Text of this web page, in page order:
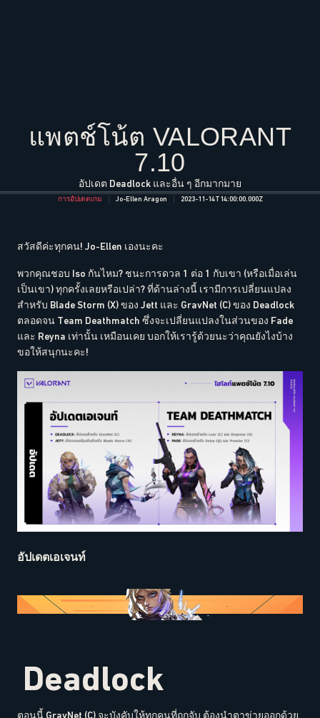
แพตช์โน้ต VALORANT
7.10
อัปเดต Deadlock และอื่น ๆ อีกมากมาย
การอัปเดตเกม Jo-Ellen Aragon 2023-11-14T14:00:00.000Z
สวัสดีค่ะทุกคน! Jo-Ellen เองนะคะ
พวกคุณชอบ Iso กันไหม? ชนะการดวล 1 ต่อ 1 กับเขา (หรือเมื่อเล่น
เป็นเขา) ทุกครั้งเลยหรือเปล่า? ที่ด้านล่างนี้ เรามีการเปลี่ยนแปลง
สำหรับ Blade Storm (X) ของ Jett และ GravNet (C) ของ Deadlock
ตลอดจน Team Deathmatch ซึ่งจะเปลี่ยนแปลงในส่วนของ Fade
และ Reyna เท่านั้น เหมือนเคย บอกให้เรารู้ด้วยนะว่าคุณยังไงบ้าง
ขอให้สนุกนะคะ!
อัปเดตเอเจนท์
Deadlock
ตอนนี้ GravNet (C) จะบังคับให้ทุกคนที่ถูกจับ ต้องนำตาข่ายออกด้วย